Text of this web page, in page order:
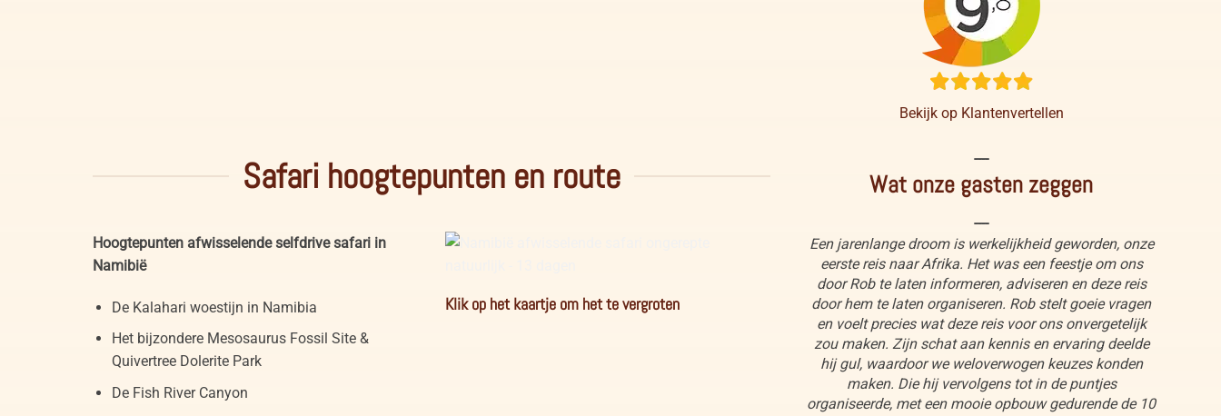
Safari hoogtepunten en route
Hoogtepunten afwisselende selfdrive safari in
Namibië
De Kalahari woestijn in Namibia
Het bijzondere Mesosaurus Fossil Site &
Quivertree Dolerite Park
De Fish River Canyon
dagen
Klik op het kaartje om het te vergroten
Bekijk op Klantenvertellen
----
Wat onze gasten zeggen
----
Een jarenlange droom is werkelijkheid geworden, onze
eerste reis naar Afrika. Het was een feestje om ons
door Rob te laten informeren, adviseren en deze reis
door hem te laten organiseren. Rob stelt goeie vragen
en voelt precies wat deze reis voor ons onvergetelijk
zou maken. Zijn schat aan kennis en ervaring deelde
hij gul, waardoor we weloverwogen keuzes konden
maken. Die hij vervolgens tot in de puntjes
organiseerde, met een mooie opbouw gedurende de 10